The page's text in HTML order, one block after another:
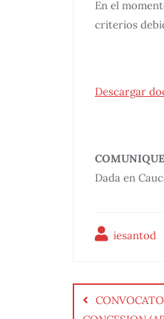
En el
criterios
Descargar
Dada en
iesantod